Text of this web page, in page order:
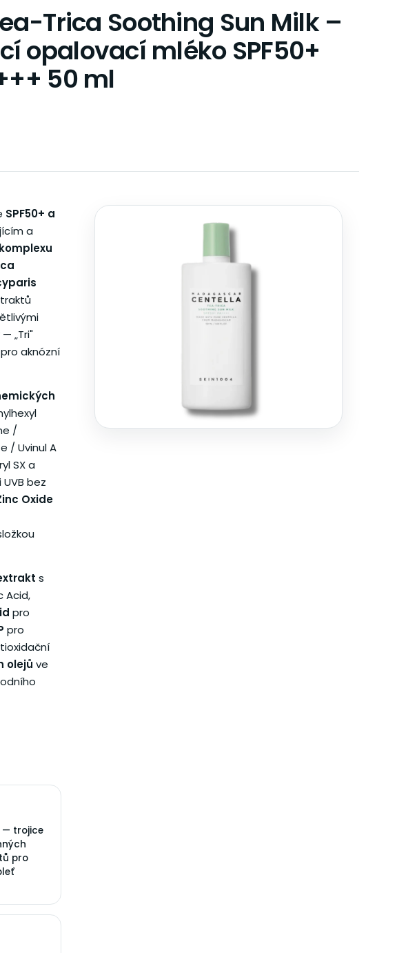
Trica Soothing Sun Milk –
opalovací mléko SPF50+
50 ml
SPF50+ a
a
„Tri"
aknózní
/
/ Uvinul A
SX a
bez
Oxide
s
Acid,
pro
pro
olejů ve
— trojice
pro